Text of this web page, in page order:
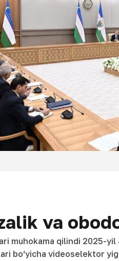
va
muhokama qilindi 2025-
bo‘yicha videoselektor